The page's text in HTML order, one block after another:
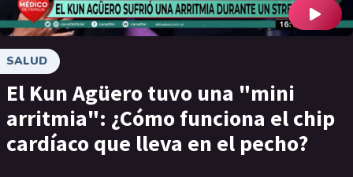
SALUD
El Kun Agüero tuvo una "mini
arritmia": ¿Cómo funciona el chip
cardíaco que lleva en el pecho?